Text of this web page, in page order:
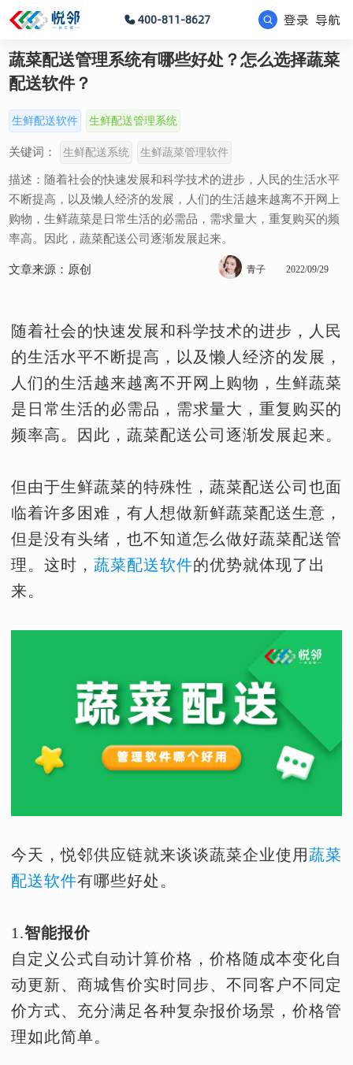
400-811-8627 登录 导航
蔬菜配送管理系统有哪些好处？怎么选择蔬菜
配送软件？
生鲜配送软件 生鲜配送管理系统
关键词： 生鲜配送系统 生鲜蔬菜管理软件
描述：随着社会的快速发展和科学技术的进步，人民的生活水平
不断提高，以及懒人经济的发展，人们的生活越来越离不开网上
购物，生鲜蔬菜是日常生活的必需品，需求量大，重复购买的频
率高。因此，蔬菜配送公司逐渐发展起来。
文章来源：原创 青子 2022/09/29
随着社会的快速发展和科学技术的进步，人民
的生活水平不断提高，以及懒人经济的发展，
人们的生活越来越离不开网上购物，生鲜蔬菜
是日常生活的必需品，需求量大，重复购买的
频率高。因此，蔬菜配送公司逐渐发展起来。
但由于生鲜蔬菜的特殊性，蔬菜配送公司也面
临着许多困难，有人想做新鲜蔬菜配送生意，
但是没有头绪，也不知道怎么做好蔬菜配送管
理。这时， 蔬菜配送软件的优势就体现了出
来。
今天，悦邻供应链就来谈谈蔬菜企业使用蔬菜
配送软件有哪些好处。
1.智能报价
自定义公式自动计算价格，价格随成本变化自
动更新、商城售价实时同步、不同客户不同定
价方式、充分满足各种复杂报价场景，价格管
理如此简单。